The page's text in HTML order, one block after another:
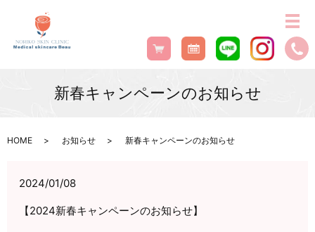
新春キャンペーンのお知らせ
HOME お知らせ 新春キャンペーンのお知らせ
2024/01/08
【2024新春キャンペーンのお知らせ】